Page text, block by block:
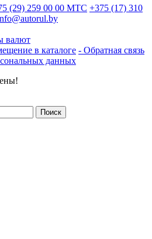
(29) 259 00 00 МТС +375 (17) 310
валют
в каталоге - Обратная связь
данных